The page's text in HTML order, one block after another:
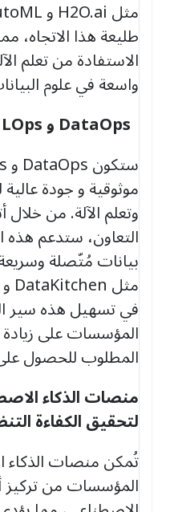
طليعة هذا الاتجاه،
الاستفادة من تعلم
واسعة في علوم
و
موثوقية و جودة
وتعلم الآلة. من خلال
التعاون، ستدعم
بيانات مُتّصلة
في تسهيل هذه سير
المؤسسات على زيادة
المطلوب للحصول
منصات الذكاء
لتحقيق الكفاءة
تُمكن منصات الذكاء
المؤسسات من تركيز